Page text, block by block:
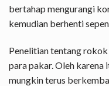
bertahap mengurangi
kemudian berhenti
Penelitian tentang
para pakar. Oleh
mungkin terus